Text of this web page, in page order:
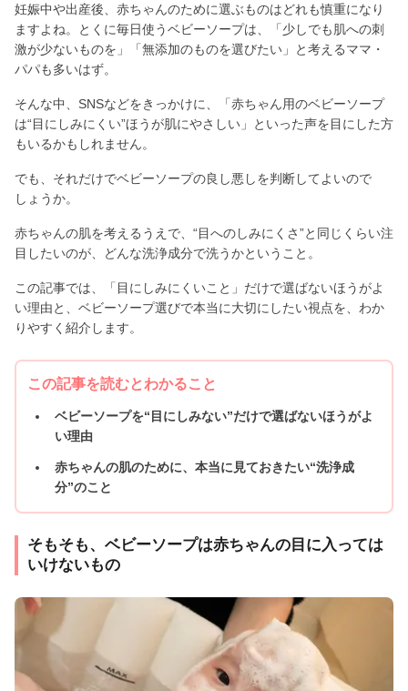
妊娠中や出産後、赤ちゃんのために選ぶものはどれも慎重になり
ますよね。とくに毎日使うベビーソープは、「少しでも肌への刺
激が少ないものを」「無添加のものを選びたい」と考えるママ・
パパも多いはず。
そんな中、SNSなどをきっかけに、「赤ちゃん用のベビーソープ
は“目にしみにくい”ほうが肌にやさしい」といった声を目にした方
もいるかもしれません。
でも、それだけでベビーソープの良し悪しを判断してよいので
しょうか。
赤ちゃんの肌を考えるうえで、“目へのしみにくさ”と同じくらい注
目したいのが、どんな洗浄成分で洗うかということ。
この記事では、「目にしみにくいこと」だけで選ばないほうがよ
い理由と、ベビーソープ選びで本当に大切にしたい視点を、わか
りやすく紹介します。
この記事を読むとわかること
ベビーソープを“目にしみない”だけで選ばないほうがよ
い理由
赤ちゃんの肌のために、本当に見ておきたい“洗浄成
分”のこと
そもそも、ベビーソープは赤ちゃんの目に入っては
いけないもの